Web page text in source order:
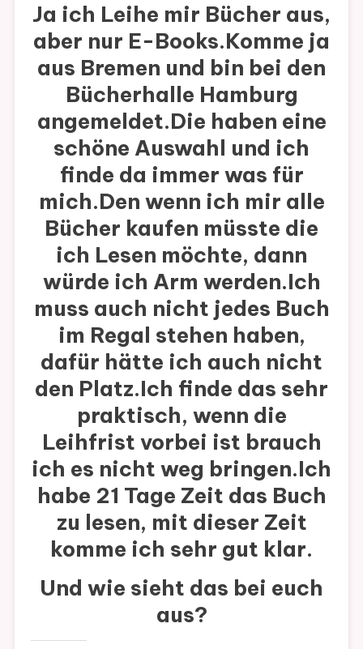
Ja ich Leihe mir Bücher aus,
aber nur E-Books.Komme ja
aus Bremen und bin bei den
Bücherhalle Hamburg
angemeldet.Die haben eine
schöne Auswahl und ich
finde da immer was für
mich.Den wenn ich mir alle
Bücher kaufen müsste die
ich Lesen möchte, dann
würde ich Arm werden.Ich
muss auch nicht jedes Buch
im Regal stehen haben,
dafür hätte ich auch nicht
den Platz.Ich finde das sehr
praktisch, wenn die
Leihfrist vorbei ist brauch
ich es nicht weg bringen.Ich
habe 21 Tage Zeit das Buch
zu lesen, mit dieser Zeit
komme ich sehr gut klar.
Und wie sieht das bei euch
aus?